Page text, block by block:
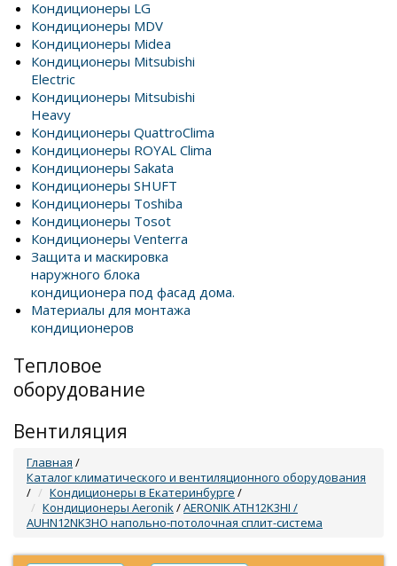
Кондиционеры LG
Кондиционеры MDV
Кондиционеры Midea
Кондиционеры Mitsubishi
Electric
Кондиционеры Mitsubishi
Heavy
Кондиционеры QuattroClima
Кондиционеры ROYAL Clima
Кондиционеры Sakata
Кондиционеры SHUFT
Кондиционеры Toshiba
Кондиционеры Tosot
Кондиционеры Venterra
Защита и маскировка
наружного блока
кондиционера под фасад дома.
Материалы для монтажа
кондиционеров
Тепловое
оборудование
Вентиляция
Главная /
Каталог климатического и вентиляционного оборудования
/
Кондиционеры в Екатеринбурге /
Кондиционеры Aeronik/AERONIK ATH12K3HI /
AUHN12NK3HO напольно-потолочная сплит-система